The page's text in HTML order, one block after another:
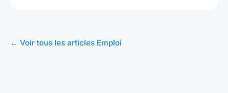
← Voir tous les articles Emploi